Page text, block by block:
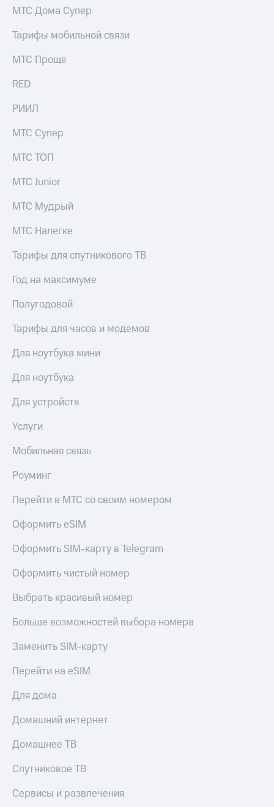
КИОН
Строки
Все
Финансы
доход
онлайн
Страхование
Покупка
онлайн
Скидка 30%
МТС
Деньги
МТС
Накопления
доход 15%
переводы
Пополнить
МТС
Настройки
автоплатежа
Пополнить
другого
интернета
ТВ
Переводы
телефона
МТС Pay
Оплата
Скидка 30%
на связь
С картой
МТС
Откладывайте
и получайте
Условия
пополнения
Скидка
30%
на связь
Тарифы
RED,
РИИЛ
и МТС Супер
дешевле
при оплате
с карты
МТС Деньги
товаров
на смартфоны
со связью
МТС Дома Супер
Тарифы мобильной связи
МТС Проще
RED
РИИЛ
МТС Супер
МТС ТОП
МТС Junior
МТС Мудрый
МТС Налегке
Тарифы для спутникового ТВ
Год на максимуме
Полугодовой
Тарифы для часов и модемов
Для ноутбука мини
Для ноутбука
Для устройств
Услуги
Мобильная связь
Роуминг
Перейти в МТС со своим номером
Оформить eSIM
Оформить SIM-карту в Telegram
Оформить чистый номер
Выбрать красивый номер
Больше возможностей выбора номера
Заменить SIM-карту
Перейти на eSIM
Для дома
Домашний интернет
Домашнее ТВ
Спутниковое ТВ
Сервисы и развлечения